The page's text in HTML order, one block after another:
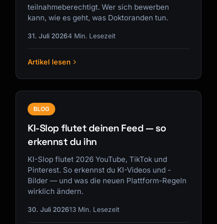
teilnahmeberechtigt. Wer sich bewerben
kann, wie es geht, was Doktoranden tun.
31. Juli 20264 Min. Lesezeit
Artikel lesen
BLOG
KI-Slop flutet deinen Feed — so
erkennst du ihn
KI-Slop flutet 2026 YouTube, TikTok und
Pinterest. So erkennst du KI-Videos und -
Bilder — und was die neuen Plattform-Regeln
wirklich ändern.
30. Juli 202613 Min. Lesezeit